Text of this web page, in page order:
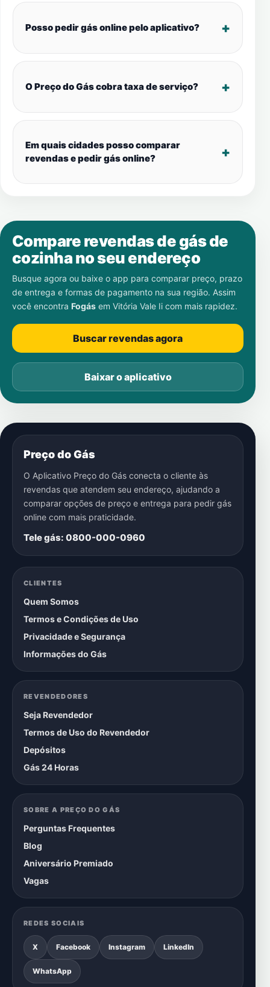
Posso pedir gás online pelo aplicativo?
O Preço do Gás cobra taxa de serviço?
Em quais cidades posso comparar
revendas e pedir gás online?
Compare revendas de gás de
cozinha no seu endereço
Busque agora ou baixe o app para comparar preço, prazo
de entrega e formas de pagamento na sua região. Assim
você encontra Fogás em Vitória Vale Ii com mais rapidez.
Buscar revendas agora
Baixar o aplicativo
Preço do Gás
O Aplicativo Preço do Gás conecta o cliente às
revendas que atendem seu endereço, ajudando a
comparar opções de preço e entrega para pedir gás
online com mais praticidade.
Tele gás: 0800-000-0960
CLIENTES
Quem Somos
Termos e Condições de Uso
Privacidade e Segurança
Informações do Gás
REVENDEDORES
Seja Revendedor
Termos de Uso do Revendedor
Depósitos
Gás 24 Horas
SOBRE A PREÇO DO GÁS
Perguntas Frequentes
Blog
Aniversário Premiado
Vagas
REDES SOCIAIS
X Facebook Instagram LinkedIn
WhatsApp